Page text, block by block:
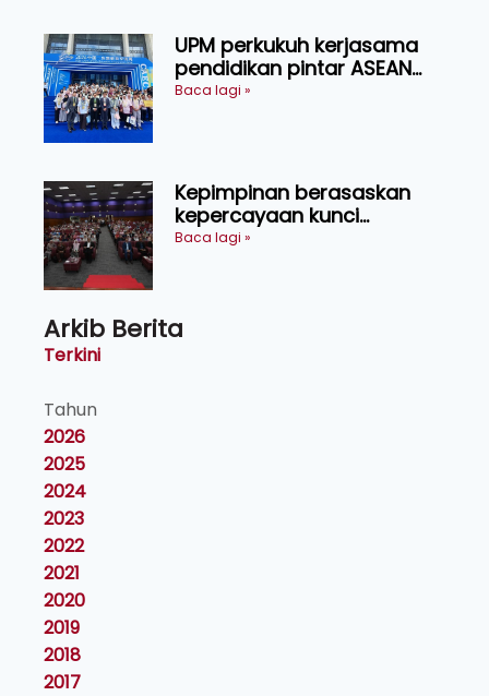
UPM perkukuh kerjasama
pendidikan pintar ASEAN
menerusi lawatan rasmi ke
Baca lagi »
Kepimpinan berasaskan
kepercayaan kunci
kecemerlangan institusi -
Baca lagi »
Arkib Berita
Terkini
Tahun
2026
2025
2024
2023
2022
2021
2020
2019
2018
2017